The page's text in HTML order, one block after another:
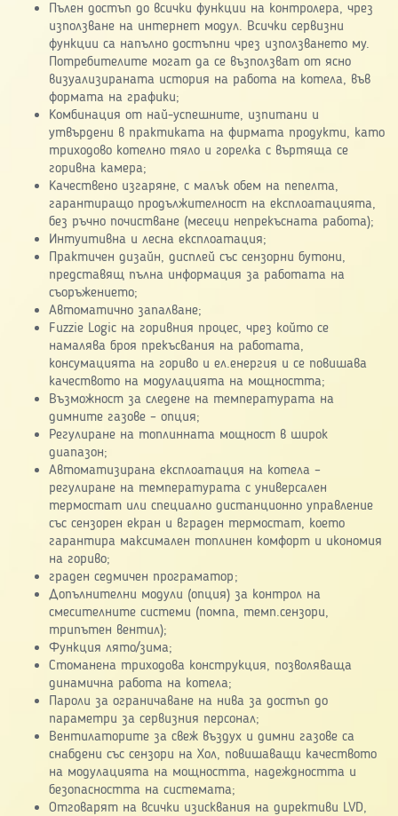
Пълен достъп до всички функции на контролера, чрез
използване на интернет модул. Всички сервизни
функции са напълно достъпни чрез използването му.
Потребителите могат да се възползват от ясно
визуализираната история на работа на котела, във
формата на графики;
Комбинация от най-успешните, изпитани и
утвърдени в практиката на фирмата продукти, като
триходово котелно тяло и горелка с въртяща се
горивна камера;
Качествено изгаряне, с малък обем на пепелта,
гарантиращо продължителност на експлоатацията,
без ръчно почистване (месеци непрекъсната работа);
Интуитивна и лесна експлоатация;
Практичен дизайн, дисплей със сензорни бутони,
представящ пълна информация за работата на
съоръжението;
Автоматично запалване;
Fuzzie Logic на горивния процес, чрез който се
намалява броя прекъсвания на работата,
консумацията на гориво и ел.енергия и се повишава
качеството на модулацията на мощността;
Възможност за следене на температурата на
димните газове – опция;
Регулиране на топлинната мощност в широк
диапазон;
Автоматизирана експлоатация на котела –
регулиране на температурата с универсален
термостат или специално дистанционно управление
със сензорен екран и вграден термостат, което
гарантира максимален топлинен комфорт и икономия
на гориво;
граден седмичен програматор;
Допълнителни модули (опция) за контрол на
смесителните системи (помпа, темп.сензори,
трипътен вентил);
Функция лято/зима;
Стоманена триходова конструкция, позволяваща
динамична работа на котела;
Пароли за ограничаване на нива за достъп до
параметри за сервизния персонал;
Вентилаторите за свеж въздух и димни газове са
снабдени със сензори на Хол, повишаващи качеството
на модулацията на мощността, надеждността и
безопасността на системата;
Отговарят на всички изисквания на директиви LVD,